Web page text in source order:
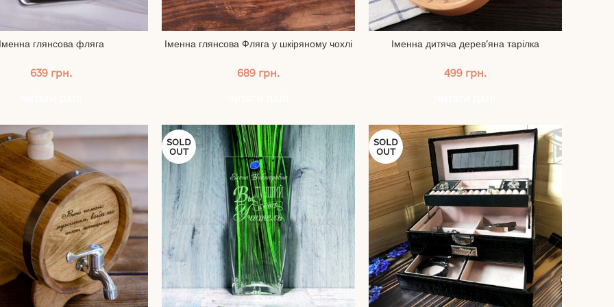
Іменна глянсова фляга
639 грн.
Іменна глянсова Фляга у шкіряному чохлі
689 грн.
Іменна дитяча дерев’яна тарілка
499 грн.
SOLD
OUT
SOLD
OUT